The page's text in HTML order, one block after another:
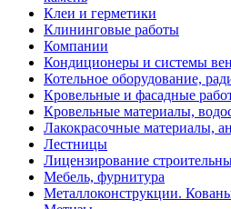
Клеи и герметики
Клининговые работы
Компании
Кондиционеры и системы
Котельное оборудование,
Кровельные и фасадные
Кровельные материалы,
Лакокрасочные материалы,
Лестницы
Лицензирование
Мебель, фурнитура
Металлоконструкции.